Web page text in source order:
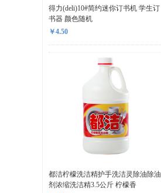
得力(deli)10#简约迷你订书机 学生订
书器 颜色随机
￥4.50
都洁柠檬洗洁精护手洗洁灵除油除油
剂浓缩洗洁精3.5公斤 柠檬香